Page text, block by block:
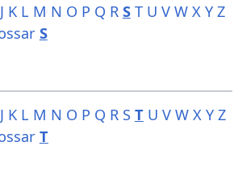
J K L M N O P Q R S T U V W X Y Z
S
J K L M N O P Q R S T U V W X Y Z
T